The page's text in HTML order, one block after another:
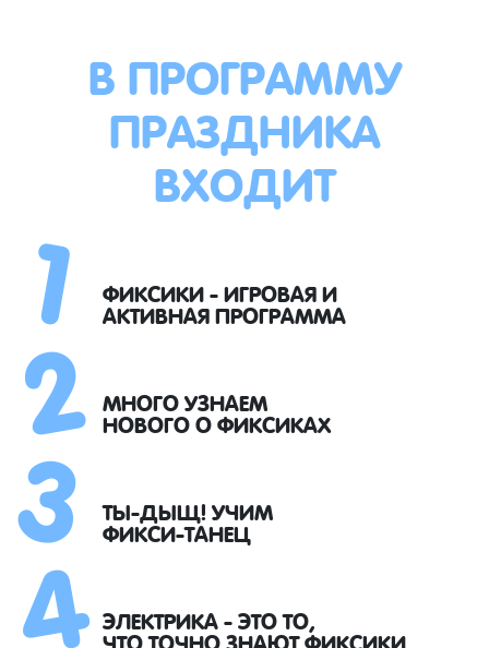
В ПРОГРАММУ
ПРАЗДНИКА
ВХОДИТ
ФИКСИКИ - ИГРОВАЯ И
АКТИВНАЯ ПРОГРАММА
МНОГО УЗНАЕМ
НОВОГО О ФИКСИКАХ
ТЫ-ДЫЩ! УЧИМ
ФИКСИ-ТАНЕЦ
ЭЛЕКТРИКА - ЭТО ТО,